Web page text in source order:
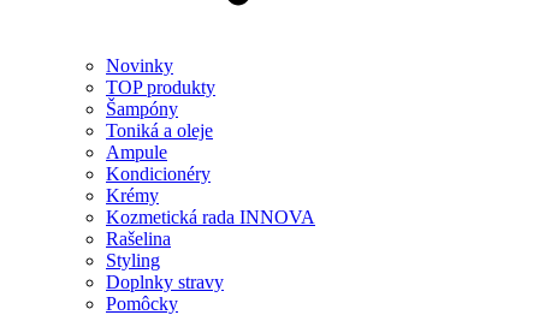
Novinky
TOP produkty
Šampóny
Toniká a oleje
Ampule
Kondicionéry
Krémy
Kozmetická rada INNOVA
Rašelina
Styling
Doplnky stravy
Pomôcky